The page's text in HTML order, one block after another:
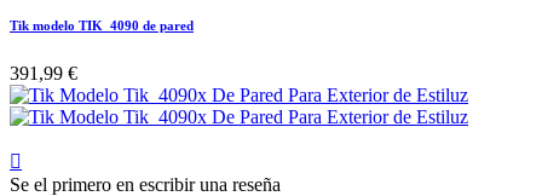
Tik modelo TIK_4090 de pared
391,99 €

Se el primero en escribir una reseña